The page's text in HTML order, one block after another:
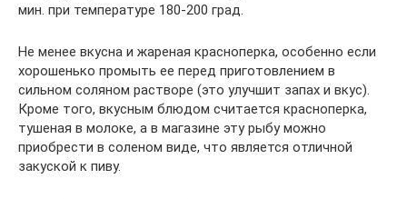
мин. при температуре 180-200 град.
Не менее вкусна и жареная красноперка, особенно если
хорошенько промыть ее перед приготовлением в
сильном соляном растворе (это улучшит запах и вкус).
Кроме того, вкусным блюдом считается красноперка,
тушеная в молоке, а в магазине эту рыбу можно
приобрести в соленом виде, что является отличной
закуской к пиву.